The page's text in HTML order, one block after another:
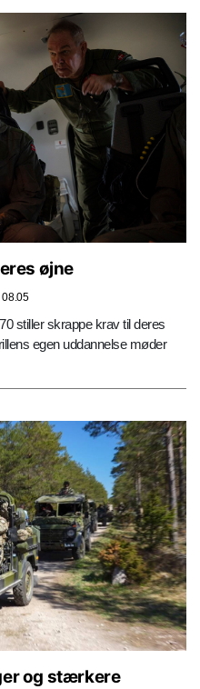
øjne
08.05
stiller skrappe krav til deres
egen uddannelse møder
og stærkere